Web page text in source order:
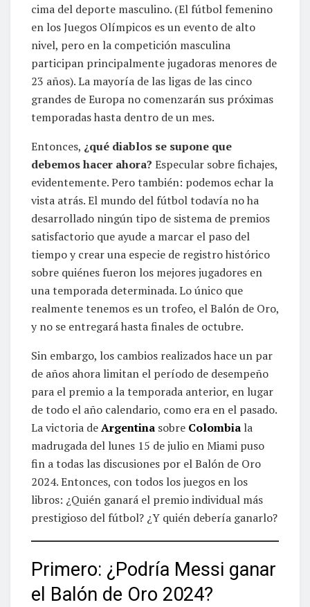
cima del deporte masculino. (El fútbol femenino
en los Juegos Olímpicos es un evento de alto
nivel, pero en la competición masculina
participan principalmente jugadoras menores de
23 años). La mayoría de las ligas de las cinco
grandes de Europa no comenzarán sus próximas
temporadas hasta dentro de un mes.
Entonces, ¿qué diablos se supone que
debemos hacer ahora? Especular sobre fichajes,
evidentemente. Pero también: podemos echar la
vista atrás. El mundo del fútbol todavía no ha
desarrollado ningún tipo de sistema de premios
satisfactorio que ayude a marcar el paso del
tiempo y crear una especie de registro histórico
sobre quiénes fueron los mejores jugadores en
una temporada determinada. Lo único que
realmente tenemos es un trofeo, el Balón de Oro,
y no se entregará hasta finales de octubre.
Sin embargo, los cambios realizados hace un par
de años ahora limitan el período de desempeño
para el premio a la temporada anterior, en lugar
de todo el año calendario, como era en el pasado.
La victoria deArgentina sobre Colombia la
madrugada del lunes 15 de julio en Miami puso
fin a todas las discusiones por el Balón de Oro
2024. Entonces, con todos los juegos en los
libros: ¿Quién ganará el premio individual más
prestigioso del fútbol? ¿Y quién debería ganarlo?
Primero: ¿Podría Messi ganar
el Balón de Oro 2024?